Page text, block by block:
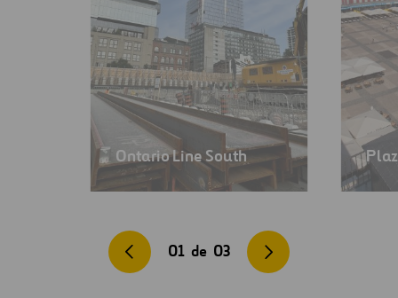
Ontario Line South
01 de 03